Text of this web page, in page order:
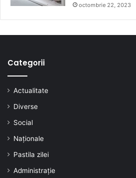
octombrie 22, 2023
Categorii
Actualitate
Diverse
Social
Naționale
Pastila zilei
Administrație